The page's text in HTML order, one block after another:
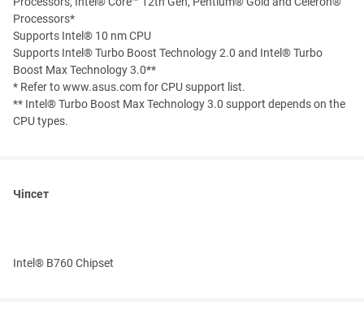
Processors*
Supports Intel® 10 nm CPU
Supports Intel® Turbo Boost Technology 2.0 and Intel® Turbo
Boost Max Technology 3.0**
* Refer to www.asus.com for CPU support list.
** Intel® Turbo Boost Max Technology 3.0 support depends on the
CPU types.
Чіпсет
Intel® B760 Chipset